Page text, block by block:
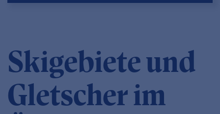
Skigebiete und
Gletscher im